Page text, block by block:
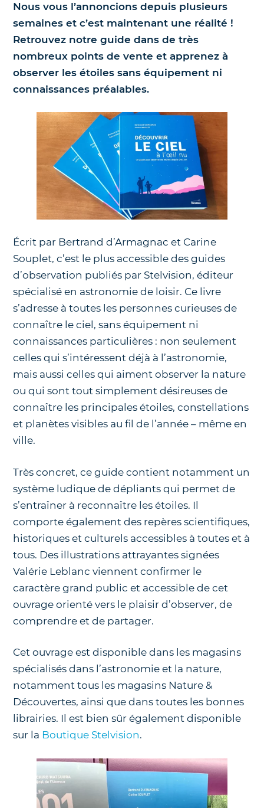
Science et exploration spatiale
Le coin des enfants
Nos jumelles pour l'astronomie
Nous vous l’annoncions depuis plusieurs
semaines et c’est maintenant une réalité !
Retrouvez notre guide dans de très
nombreux points de vente et apprenez à
observer les étoiles sans équipement ni
connaissances préalables.
Écrit par Bertrand d’Armagnac et Carine
Souplet, c’est le plus accessible des guides
d’observation publiés par Stelvision, éditeur
spécialisé en astronomie de loisir. Ce livre
s’adresse à toutes les personnes curieuses de
connaître le ciel, sans équipement ni
connaissances particulières : non seulement
celles qui s’intéressent déjà à l’astronomie,
mais aussi celles qui aiment observer la nature
ou qui sont tout simplement désireuses de
connaître les principales étoiles, constellations
et planètes visibles au fil de l’année – même en
ville.
Très concret, ce guide contient notamment un
système ludique de dépliants qui permet de
s’entraîner à reconnaître les étoiles. Il
comporte également des repères scientifiques,
historiques et culturels accessibles à toutes et à
tous. Des illustrations attrayantes signées
Valérie Leblanc viennent confirmer le
caractère grand public et accessible de cet
ouvrage orienté vers le plaisir d’observer, de
comprendre et de partager.
Cet ouvrage est disponible dans les magasins
spécialisés dans l’astronomie et la nature,
notamment tous les magasins Nature &
Découvertes, ainsi que dans toutes les bonnes
librairies. Il est bien sûr également disponible
sur la Boutique Stelvision.